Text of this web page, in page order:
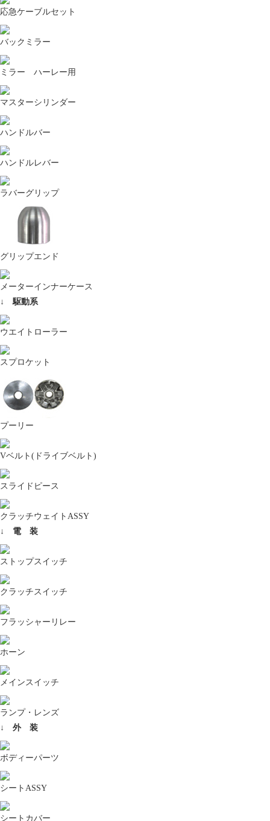
ールハウス」と「空動扇ソーラー」をご紹
め、純正シートアッセンブリを募集しており
応急ケーブルセット
バックミラー
ミラー ハーレー用
マスターシリンダー
ハンドルバー
ハンドルレバー
ラバーグリップ
グリップエンド
メーターインナーケース
↓ 駆動系
ウエイトローラー
スプロケット
プーリー
Vベルト(ドライブベルト)
スライドピース
クラッチウェイトASSY
↓ 電 装
ストップスイッチ
クラッチスイッチ
フラッシャーリレー
ホーン
メインスイッチ
ランプ・レンズ
↓ 外 装
ボディーパーツ
シートASSY
シートカバー